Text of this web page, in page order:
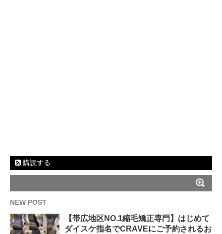
購読する
NEW POST
【帯広地区NO.1縮毛矯正専門】はじめて
ダイスケ指名でCRAVEにご予約されるお